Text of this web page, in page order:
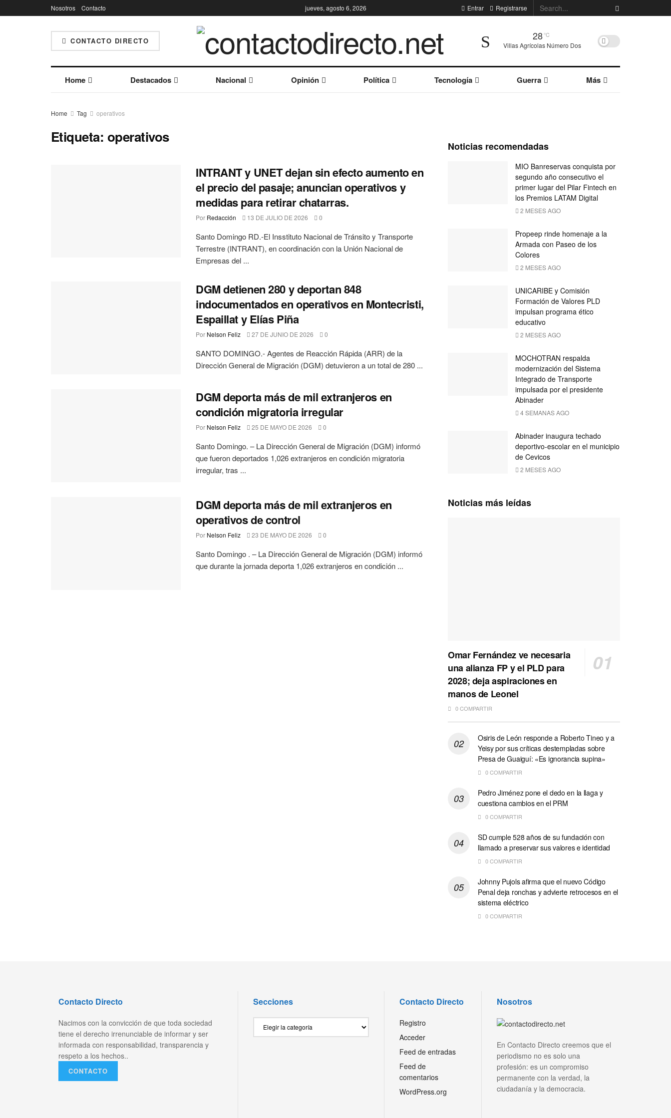
Nosotros Contacto jueves, agosto 6, 2026 Entrar Registrarse
CONTACTO DIRECTO 28°C
Villas Agrícolas Número Dos
Home Destacados Nacional Opinión Política Tecnología Guerra Más
Home Tag operativos
Etiqueta: operativos
INTRANT y UNET dejan sin efecto aumento en
el precio del pasaje; anuncian operativos y
medidas para retirar chatarras.
Por Redacción 13 DE JULIO DE 2026 0
Santo Domingo RD.-El Insstituto Nacional de Tránsito y Transporte
Terrestre (INTRANT), en coordinación con la Unión Nacional de
Empresas del ...
DGM detienen 280 y deportan 848
indocumentados en operativos en Montecristi,
Espaillat y Elías Piña
Por Nelson Feliz 27 DE JUNIO DE 2026 0
SANTO DOMINGO.- Agentes de Reacción Rápida (ARR) de la
Dirección General de Migración (DGM) detuvieron a un total de 280 ...
DGM deporta más de mil extranjeros en
condición migratoria irregular
Por Nelson Feliz 25 DE MAYO DE 2026 0
Santo Domingo. – La Dirección General de Migración (DGM) informó
que fueron deportados 1,026 extranjeros en condición migratoria
irregular, tras ...
DGM deporta más de mil extranjeros en
operativos de control
Por Nelson Feliz 23 DE MAYO DE 2026 0
Santo Domingo . – La Dirección General de Migración (DGM) informó
que durante la jornada deporta 1,026 extranjeros en condición ...
Noticias recomendadas
MIO Banreservas conquista por
segundo año consecutivo el
primer lugar del Pilar Fintech en
los Premios LATAM Digital
2 MESES AGO
Propeep rinde homenaje a la
Armada con Paseo de los
Colores
2 MESES AGO
UNICARIBE y Comisión
Formación de Valores PLD
impulsan programa ético
educativo
2 MESES AGO
MOCHOTRAN respalda
modernización del Sistema
Integrado de Transporte
impulsada por el presidente
Abinader
4 SEMANAS AGO
Abinader inaugura techado
deportivo-escolar en el municipio
de Cevicos
2 MESES AGO
Noticias más leídas
Omar Fernández ve necesaria
una alianza FP y el PLD para
2028; deja aspiraciones en
manos de Leonel
0 COMPARTIR
Osiris de León responde a Roberto Tineo y a
Yeisy por sus críticas destempladas sobre
Presa de Guaiguí: «Es ignorancia supina»
0 COMPARTIR
Pedro Jiménez pone el dedo en la llaga y
cuestiona cambios en el PRM
0 COMPARTIR
SD cumple 528 años de su fundación con
llamado a preservar sus valores e identidad
0 COMPARTIR
Johnny Pujols afirma que el nuevo Código
Penal deja ronchas y advierte retrocesos en el
sistema eléctrico
0 COMPARTIR
Contacto Directo
Nacimos con la convicción de que toda sociedad
tiene el derecho irrenunciable de informar y ser
informada con responsabilidad, transparencia y
respeto a los hechos..
CONTACTO
Secciones Contacto Directo
Registro
Acceder
Feed de entradas
Feed de
comentarios
WordPress.org
Nosotros
En Contacto Directo creemos que el
periodismo no es solo una
profesión: es un compromiso
permanente con la verdad, la
ciudadanía y la democracia.